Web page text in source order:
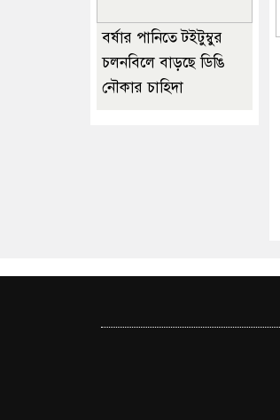
বর্ষার পানিতে টইটুম্বুর
চলনবিলে বাড়ছে ডিঙি
নৌকার চাহিদা